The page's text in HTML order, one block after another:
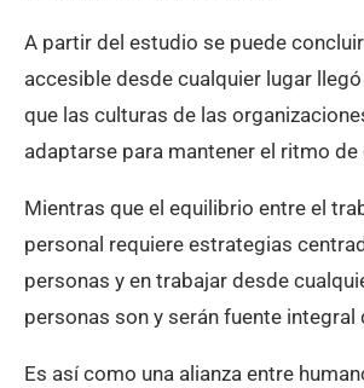
A partir del estudio se puede
accesible desde cualquier lugar
que las culturas de las
adaptarse para mantener el ritmo
Mientras que el equilibrio entre el
personal requiere estrategias
personas y en trabajar desde
personas son y serán fuente integral
Es así como una alianza entre